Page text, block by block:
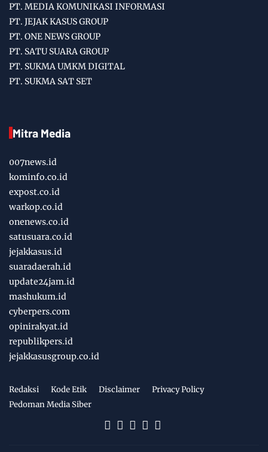
PT. MEDIA KOMUNIKASI INFORMASI
PT. JEJAK KASUS GROUP
PT. ONE NEWS GROUP
PT. SATU SUARA GROUP
PT. SUKMA UMKM DIGITAL
PT. SUKMA SAT SET
Mitra Media
007news.id
kominfo.co.id
expost.co.id
warkop.co.id
onenews.co.id
satusuara.co.id
jejakkasus.id
suaradaerah.id
update24jam.id
mashukum.id
cyberpers.com
opinirakyat.id
republikpers.id
jejakkasusgroup.co.id
Redaksi Kode Etik Disclaimer
Privacy Policy
Pedoman Media Siber